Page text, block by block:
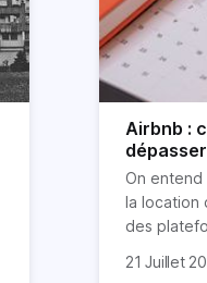
Airbnb :
jours ?
On entend
la location
des
quasi
Je vais
21 Juillet